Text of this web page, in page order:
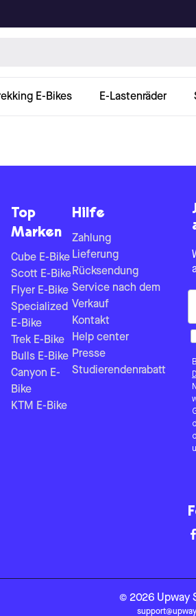
E-Bikes E-Lastenräder
Top
Marken
Cube E-Bike
Scott E-Bike
Flyer E-Bike
Specialized
E-Bike
Trek E-Bike
Bulls E-Bike
Canyon E-
Bike
KTM E-Bike
Hilfe
Zahlung
Lieferung
Rücksendung
Service nach dem
Verkauf
Kontakt
Help center
Presse
Studierendenrabatt
© 2026 Upway